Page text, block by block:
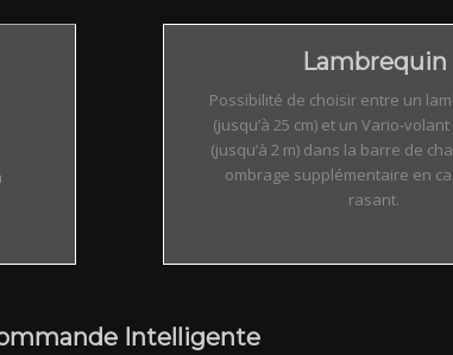
Lambrequin
Possibilité de choisir entre un
(jusqu’à 25 cm) et un Vario-
(jusqu’à 2 m) dans la barre de
ombrage supplémentaire en
rasant.
Intelligente